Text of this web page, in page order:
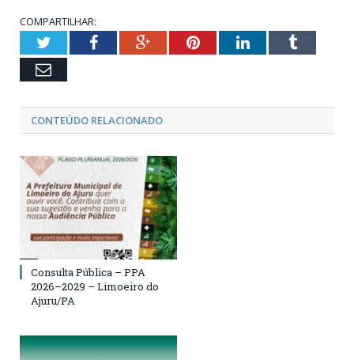
COMPARTILHAR:
TwitterFacebookGoogle+PinterestLinkedInTumblr
Email
CONTEÚDO RELACIONADO
Consulta Pública – PPA
2026–2029 – Limoeiro do
Ajuru/PA